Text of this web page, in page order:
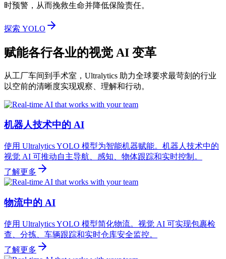
时预警，从而挽救生命并降低保险责任。
探索 YOLO
赋能各行各业的视觉 AI 变革
从工厂车间到手术室，Ultralytics 助力全球要求最苛刻的行业
以空前的清晰度实现观察、理解和行动。
机器人技术中的 AI
使用 Ultralytics YOLO 模型为智能机器赋能。机器人技术中的
视觉 AI 可推动自主导航、感知、物体跟踪和实时控制。
了解更多
物流中的 AI
使用 Ultralytics YOLO 模型简化物流。视觉 AI 可实现包裹检
查、分拣、车辆跟踪和实时仓库安全监控。
了解更多